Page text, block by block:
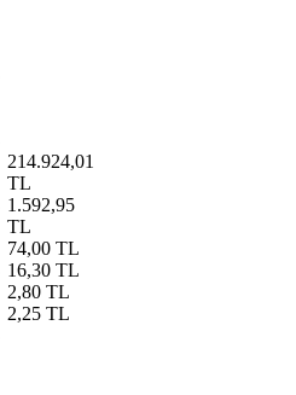
214.924,01
TL
1.592,95
TL
74,00 TL
16,30 TL
2,80 TL
2,25 TL